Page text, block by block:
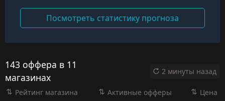
Посмотреть статистику прогноза
143 оффера в 11
магазинах
2 минуты назад
Рейтинг магазина Активные офферы Цена